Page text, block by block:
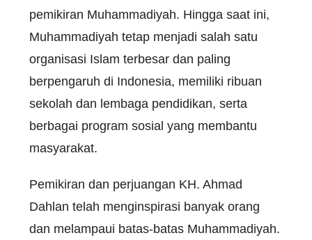
pemikiran Muhammadiyah. Hingga saat ini,
Muhammadiyah tetap menjadi salah satu
organisasi Islam terbesar dan paling
berpengaruh di Indonesia, memiliki ribuan
sekolah dan lembaga pendidikan, serta
berbagai program sosial yang membantu
masyarakat.
Pemikiran dan perjuangan KH. Ahmad
Dahlan telah menginspirasi banyak orang
dan melampaui batas-batas Muhammadiyah.